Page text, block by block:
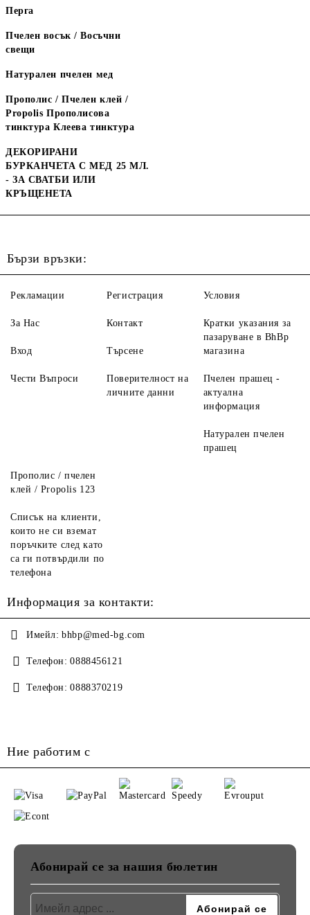
Перга
Пчелен восък / Восъчни
свещи
Натурален пчелен мед
Прополис / Пчелен клей /
Propolis Прополисова
тинктура Клеева тинктура
ДЕКОРИРАНИ
БУРКАНЧЕТА С МЕД 25 МЛ.
- ЗА СВАТБИ ИЛИ
КРЪЩЕНЕТА
Бързи връзки:
Рекламации
За Нас
Вход
Чести Въпроси
Регистрация
Контакт
Търсене
Поверителност на
личните данни
Условия
Кратки указания за
пазаруване в BhBp
магазина
Пчелен прашец -
актуална
информация
Натурален пчелен
прашец
Прополис / пчелен
клей / Propolis 123
Списък на клиенти,
които не си вземат
поръчките след като
са ги потвърдили по
телефона
Информация за контакти:
Имейл: bhbp@med-bg.com
Телефон: 0888456121
Телефон: 0888370219
Ние работим с
Абонирай се за нашия бюлетин